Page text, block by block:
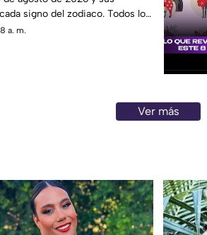
signo del zodiaco. Todos los
a. m.
Ver más